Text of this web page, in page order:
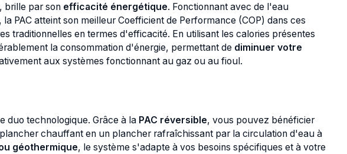
brille par son efficacité énergétique. Fonctionnant avec de l'eau
PAC atteint son meilleur Coefficient de Performance (COP) dans ces
traditionnelles en termes d'efficacité. En utilisant les calories présentes
la consommation d'énergie, permettant de diminuer votre
aux systèmes fonctionnant au gaz ou au fioul.
duo technologique. Grâce à la PAC réversible, vous pouvez bénéficier
chauffant en un plancher rafraîchissant par la circulation d'eau à
géothermique, le système s'adapte à vos besoins spécifiques et à votre